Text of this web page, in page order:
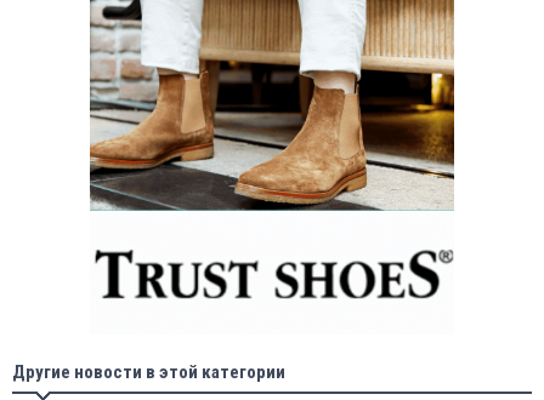
Другие новости в этой категории